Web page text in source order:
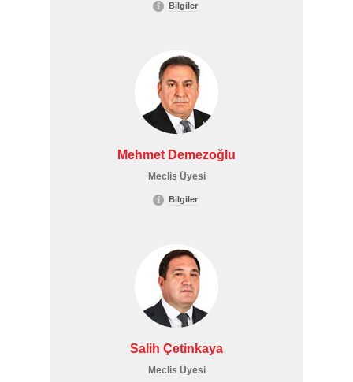
Bilgiler
Mehmet Demezoğlu
Meclis Üyesi
Bilgiler
Salih Çetinkaya
Meclis Üyesi